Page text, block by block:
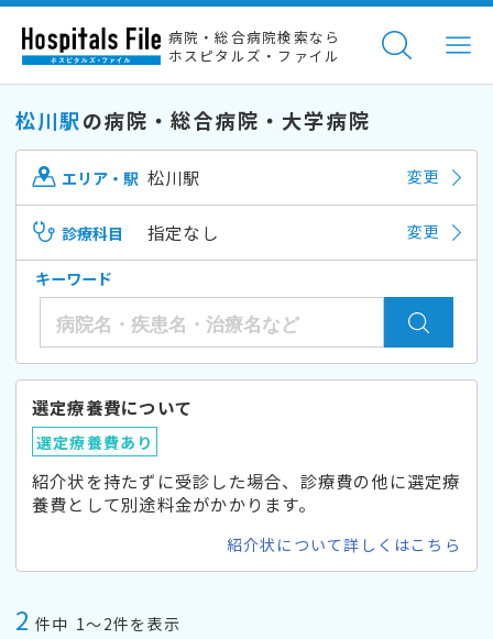
病院・総合病院検索なら
ホスピタルズ・ファイル
松川駅の病院・総合病院・大学病院
エリア・駅 松川駅 変更
診療科目 指定なし 変更
キーワード
選定療養費について
選定療養費あり
紹介状を持たずに受診した場合、診療費の他に選定療
養費として別途料金がかかります。
紹介状について詳しくはこちら
2 件中 1〜2件を表示